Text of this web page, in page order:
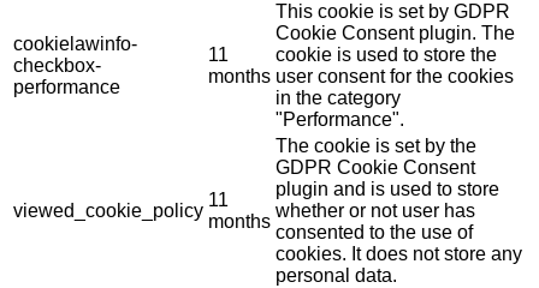
cookielawinfo-
checkbox-
performance
11
months
This cookie is set by GDPR
Cookie Consent plugin. The
cookie is used to store the
user consent for the cookies
in the category
"Performance".
viewed_cookie_policy
11
months
The cookie is set by the
GDPR Cookie Consent
plugin and is used to store
whether or not user has
consented to the use of
cookies. It does not store any
personal data.